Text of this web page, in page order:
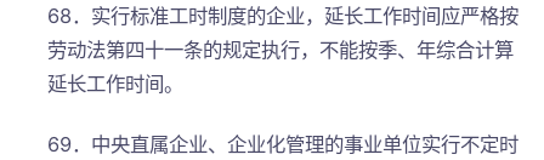
68．实行标准工时制度的企业，延长工作时间应严格按
劳动法第四十一条的规定执行，不能按季、年综合计算
延长工作时间。
69．中央直属企业、企业化管理的事业单位实行不定时